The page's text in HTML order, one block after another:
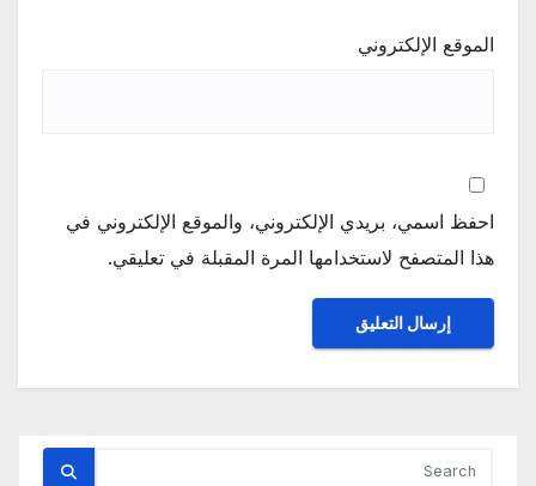
الموقع الإلكتروني
احفظ اسمي، بريدي الإلكتروني، والموقع الإلكتروني في
هذا المتصفح لاستخدامها المرة المقبلة في تعليقي.